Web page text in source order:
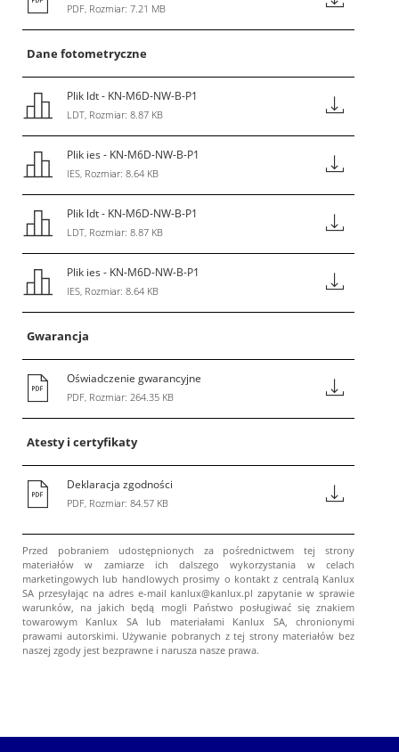
PDF, Rozmiar: 7.21 MB
Dane fotometryczne
Plik ldt - KN-M6D-NW-B-P1
LDT, Rozmiar: 8.87 KB
Plik ies - KN-M6D-NW-B-P1
IES, Rozmiar: 8.64 KB
Plik ldt - KN-M6D-NW-B-P1
LDT, Rozmiar: 8.87 KB
Plik ies - KN-M6D-NW-B-P1
IES, Rozmiar: 8.64 KB
Gwarancja
Oświadczenie gwarancyjne
PDF, Rozmiar: 264.35 KB
Atesty i certyfikaty
Deklaracja zgodności
PDF, Rozmiar: 84.57 KB
Przed pobraniem udostępnionych za pośrednictwem tej strony
materiałów w zamiarze ich dalszego wykorzystania w celach
marketingowych lub handlowych prosimy o kontakt z centralą Kanlux
SA przesyłając na adres e-mail kanlux@kanlux.pl zapytanie w sprawie
warunków, na jakich będą mogli Państwo posługiwać się znakiem
towarowym Kanlux SA lub materiałami Kanlux SA, chronionymi
prawami autorskimi. Używanie pobranych z tej strony materiałów bez
naszej zgody jest bezprawne i narusza nasze prawa.